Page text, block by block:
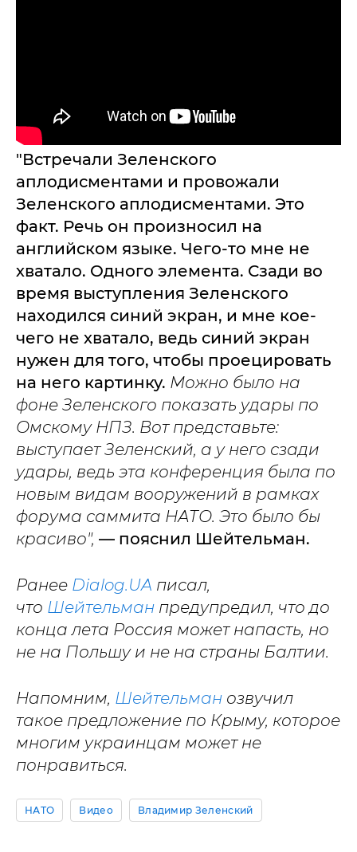
"Встречали Зеленского
аплодисментами и провожали
Зеленского аплодисментами. Это
факт. Речь он произносил на
английском языке. Чего-то мне не
хватало. Одного элемента. Сзади во
время выступления Зеленского
находился синий экран, и мне кое-
чего не хватало, ведь синий экран
нужен для того, чтобы проецировать
на него картинку. Можно было на
фоне Зеленского показать удары по
Омскому НПЗ. Вот представьте:
выступает Зеленский, а у него сзади
удары, ведь эта конференция была по
новым видам вооружений в рамках
форума саммита НАТО. Это было бы
красиво", — пояснил Шейтельман.
Ранее Dialog.UA писал,
что Шейтельман предупредил, что до
конца лета Россия может напасть, но
не на Польшу и не на страны Балтии.
Напомним, Шейтельман озвучил
такое предложение по Крыму, которое
многим украинцам может не
понравиться.
НАТО Видео Владимир Зеленский